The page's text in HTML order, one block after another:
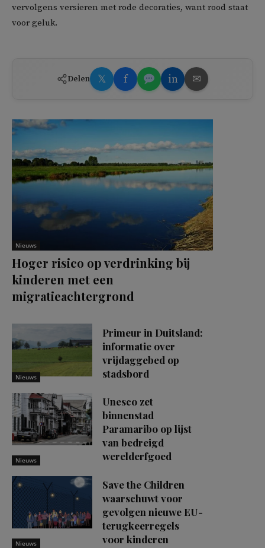
vervolgens versieren met rode decoraties, want rood staat
voor geluk.
Delen 𝕏 f in ✉
Nieuws
Hoger risico op verdrinking bij
kinderen met een
migratieachtergrond
Nieuws
Primeur in Duitsland:
informatie over
vrijdaggebed op
stadsbord
Nieuws
Unesco zet
binnenstad
Paramaribo op lijst
van bedreigd
werelderfgoed
Nieuws
Save the Children
waarschuwt voor
gevolgen nieuwe EU-
terugkeerregels
voor kinderen